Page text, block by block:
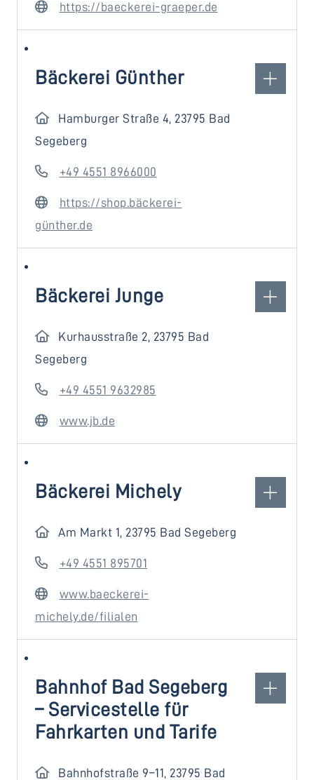
https://baeckerei-graeper.de
Bäckerei Günther
Hamburger Straße 4, 23795 Bad
Segeberg
+49 4551 8966000
https://shop.bäckerei-
günther.de
Bäckerei Junge
Kurhausstraße 2, 23795 Bad
Segeberg
+49 4551 9632985
www.jb.de
Bäckerei Michely
Am Markt 1, 23795 Bad Segeberg
+49 4551 895701
www.baeckerei-
michely.de/filialen
Bahnhof Bad Segeberg
– Servicestelle für
Fahrkarten und Tarife
Bahnhofstraße 9–11, 23795 Bad